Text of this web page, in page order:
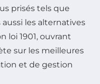
prisés tels que
aussi les alternatives
loi 1901, ouvrant
sur les meilleures
et de gestion